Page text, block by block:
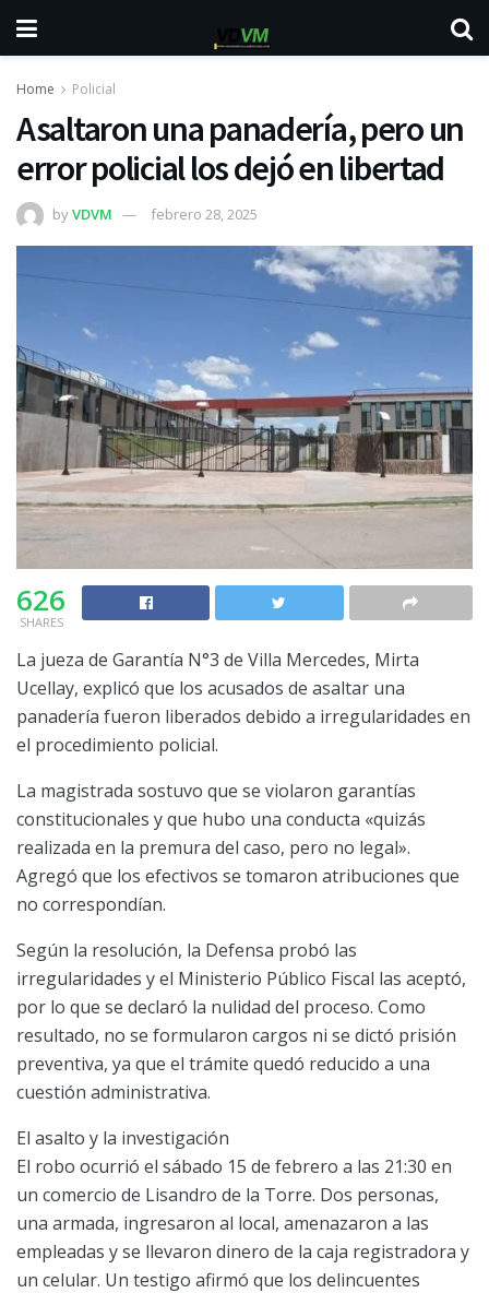
Home Policial
Asaltaron una panadería, pero un
error policial los dejó en libertad
byVDVM febrero 28, 2025
626
SHARES
La jueza de Garantía N°3 de Villa Mercedes, Mirta
Ucellay, explicó que los acusados de asaltar una
panadería fueron liberados debido a irregularidades en
el procedimiento policial.
La magistrada sostuvo que se violaron garantías
constitucionales y que hubo una conducta «quizás
realizada en la premura del caso, pero no legal».
Agregó que los efectivos se tomaron atribuciones que
no correspondían.
Según la resolución, la Defensa probó las
irregularidades y el Ministerio Público Fiscal las aceptó,
por lo que se declaró la nulidad del proceso. Como
resultado, no se formularon cargos ni se dictó prisión
preventiva, ya que el trámite quedó reducido a una
cuestión administrativa.
El asalto y la investigación
El robo ocurrió el sábado 15 de febrero a las 21:30 en
un comercio de Lisandro de la Torre. Dos personas,
una armada, ingresaron al local, amenazaron a las
empleadas y se llevaron dinero de la caja registradora y
un celular. Un testigo afirmó que los delincuentes